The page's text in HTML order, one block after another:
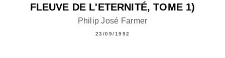
FLEUVE DE L'ETERNITÉ, TOME 1)
Philip José Farmer
23/09/1992